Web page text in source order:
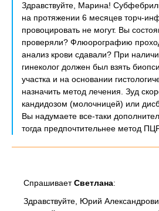
Здравствуйте, Марина!
на протяжении 6 месяцев торч-
провоцировать не могут. Вы
проверяли? Флюорографию
анализ крови сдавали? При
гинеколог должен был взять
участка и на основании
назначить метод лечения. Зуд
кандидозом (молочницей) или
Вы надумаете все-таки
тогда предпочтительнее метод
СпрашиваетСветлана:
Здравствуйте, Юрий